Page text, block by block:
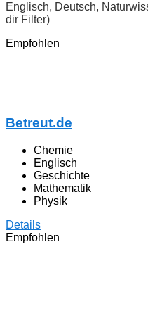
Englisch, Deutsch,
dir Filter)
Empfohlen
Betreut.de
Chemie
Englisch
Geschichte
Mathematik
Physik
Details
Empfohlen